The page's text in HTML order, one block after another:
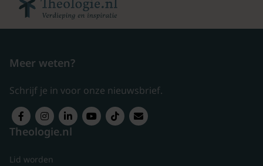
Meer weten?
Schrijf je in voor onze nieuwsbrief.
Theologie.nl
Lid worden